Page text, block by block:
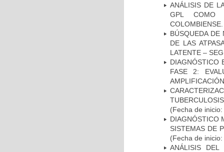
ANÁLISIS DE
GPL COMO
COLOMBIENSE.
BÚSQUEDA DE
DE LAS
LATENTE –
DIAGNÓSTICO
FASE 2:
(Fecha de
DIAGNÓSTICO
SISTEMAS DE
(Fecha de
ANÁLISIS DEL